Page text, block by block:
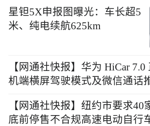
星钽5X申报图曝光：车长超5
米、纯电续航625km
【网通社快报】华为 HiCar
机端横屏驾驶模式及微信通话
【网通社快报】纽约市要求40
底前停售不合规高速电动自行